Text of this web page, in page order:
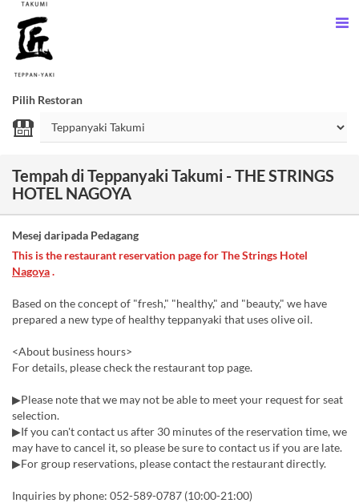
Pilih Restoran
Tempah di Teppanyaki Takumi - THE STRINGS
HOTEL NAGOYA
Mesej daripada Pedagang
This is the restaurant reservation page for The Strings Hotel
Nagoya.
Based on the concept of "fresh," "healthy," and "beauty," we have
prepared a new type of healthy teppanyaki that uses olive oil.
<About business hours>
For details, please check the restaurant top page.
▶Please note that we may not be able to meet your request for seat
selection.
▶If you can't contact us after 30 minutes of the reservation time, we
may have to cancel it, so please be sure to contact us if you are late.
▶For group reservations, please contact the restaurant directly.
Inquiries by phone: 052-589-0787 (10:00-21:00)